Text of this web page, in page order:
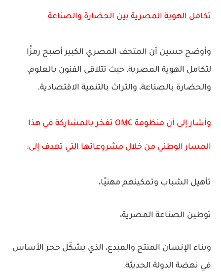
تكامل الهوية المصرية بين الحضارة والصناعة
وأوضح حسين أن المتحف المصري الكبير أصبح رمزًا
لتكامل الهوية المصرية، حيث تتلاقى الفنون بالعلوم،
والحضارة بالصناعة، والتراث بالتنمية الاقتصادية.
وأشار إلى أن منظومة OMC تفخر بالمشاركة في هذا
المسار الوطني من خلال مشروعاتها التي تهدف إلى:
تأهيل الشباب وتمكينهم مهنيًا،
توطين الصناعة المصرية،
وبناء الإنسان المنتج والمبدع، الذي يشكّل حجر الأساس
في نهضة الدولة الحديثة.